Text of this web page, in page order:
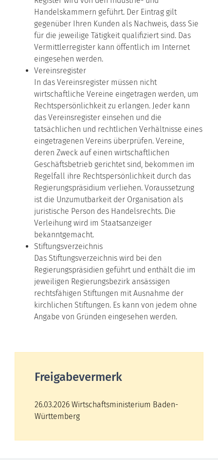
Handelskammern geführt. Der Eintrag gilt
gegenüber Ihren Kunden als Nachweis, dass Sie
für die jeweilige Tätigkeit qualifiziert sind. Das
Vermittlerregister kann öffentlich im Internet
eingesehen werden.
Vereinsregister
In das Vereinsregister müssen nicht
wirtschaftliche Vereine eingetragen werden, um
Rechtspersönlichkeit zu erlangen. Jeder kann
das Vereinsregister einsehen und die
tatsächlichen und rechtlichen Verhältnisse eines
eingetragenen Vereins überprüfen. Vereine,
deren Zweck auf einen wirtschaftlichen
Geschäftsbetrieb gerichtet sind, bekommen im
Regelfall ihre Rechtspersönlichkeit durch das
Regierungspräsidium verliehen. Voraussetzung
ist die Unzumutbarkeit der Organisation als
juristische Person des Handelsrechts. Die
Verleihung wird im Staatsanzeiger
bekanntgemacht.
Stiftungsverzeichnis
Das Stiftungsverzeichnis wird bei den
Regierungspräsidien geführt und enthält die im
jeweiligen Regierungsbezirk ansässigen
rechtsfähigen Stiftungen mit Ausnahme der
kirchlichen Stiftungen. Es kann von jedem ohne
Angabe von Gründen eingesehen werden.
Freigabevermerk
26.03.2026 Wirtschaftsministerium Baden-
Württemberg